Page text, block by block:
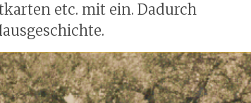
etc. mit ein. Dadurch